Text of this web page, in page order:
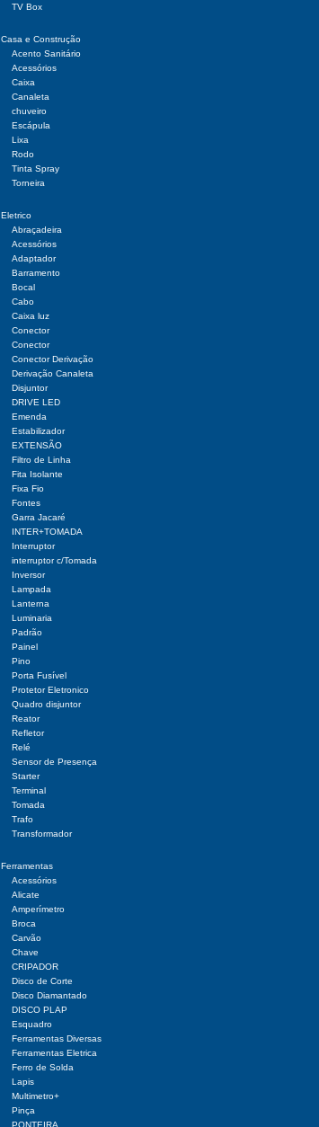
TV Box
Casa e Construção
Acento Sanitário
Acessórios
Caixa
Canaleta
chuveiro
Escápula
Lixa
Rodo
Tinta Spray
Torneira
Eletrico
Abraçadeira
Acessórios
Adaptador
Barramento
Bocal
Cabo
Caixa luz
Conector
Conector
Conector Derivação
Derivação Canaleta
Disjuntor
DRIVE LED
Emenda
Estabilizador
EXTENSÃO
Filtro de Linha
Fita Isolante
Fixa Fio
Fontes
Garra Jacaré
INTER+TOMADA
Interruptor
interruptor c/Tomada
Inversor
Lampada
Lanterna
Luminaria
Padrão
Painel
Pino
Porta Fusível
Protetor Eletronico
Quadro disjuntor
Reator
Refletor
Relé
Sensor de Presença
Starter
Terminal
Tomada
Trafo
Transformador
Ferramentas
Acessórios
Alicate
Amperímetro
Broca
Carvão
Chave
CRIPADOR
Disco de Corte
Disco Diamantado
DISCO PLAP
Esquadro
Ferramentas Diversas
Ferramentas Eletrica
Ferro de Solda
Lapis
Multimetro+
Pinça
PONTEIRA